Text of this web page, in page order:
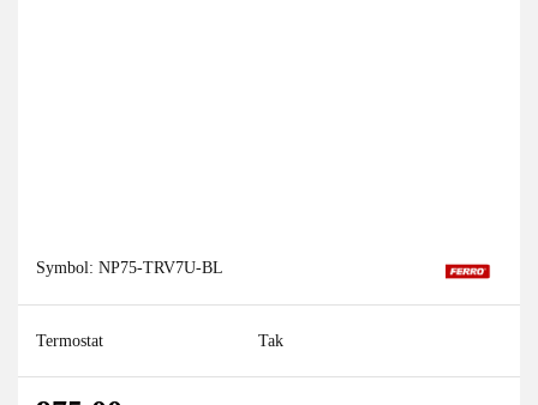
Symbol: NP75-TRV7U-BL
Termostat Tak